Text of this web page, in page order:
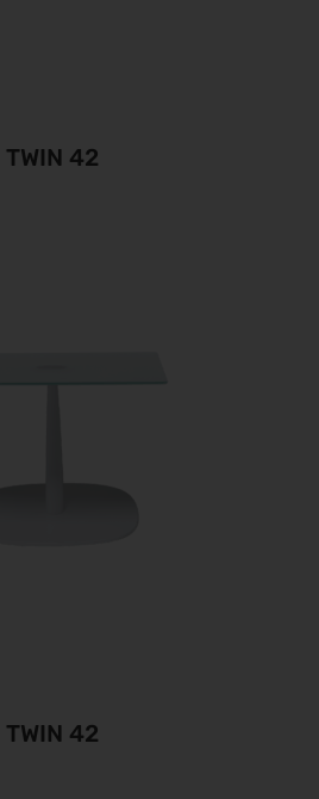
TWIN 42
TWIN 42